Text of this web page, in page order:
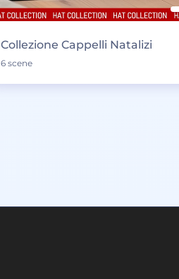
Collezione Cappelli Natalizi
6 scene